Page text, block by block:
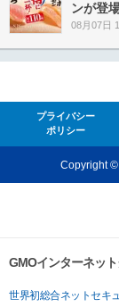
ンが登
08月07日
プライバシー
ポリシー
Copyright ©
GMOインターネッ
世界初総合ネットセキ